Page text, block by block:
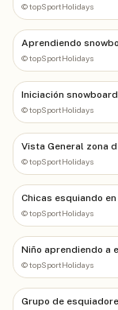
©topSportHolidays
Aprendiendo
©topSportHolidays
Iniciación
©topSportHolidays
Vista General zona
©topSportHolidays
Chicas esquiando
©topSportHolidays
Niño aprendiendo a
©topSportHolidays
Grupo de